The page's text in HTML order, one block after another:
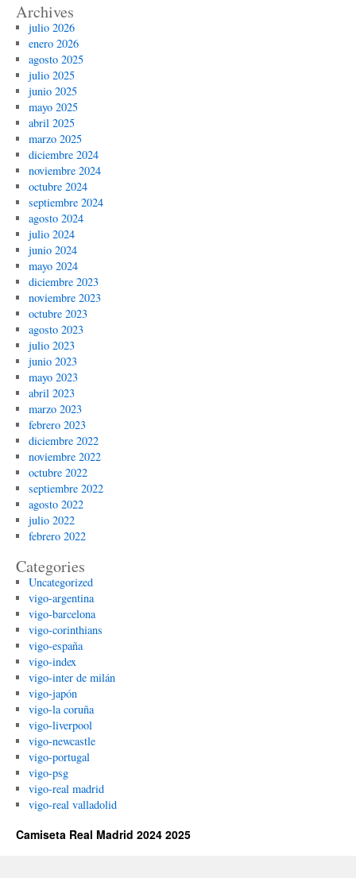
Archives
julio 2026
enero 2026
agosto 2025
julio 2025
junio 2025
mayo 2025
abril 2025
marzo 2025
diciembre 2024
noviembre 2024
octubre 2024
septiembre 2024
agosto 2024
julio 2024
junio 2024
mayo 2024
diciembre 2023
noviembre 2023
octubre 2023
agosto 2023
julio 2023
junio 2023
mayo 2023
abril 2023
marzo 2023
febrero 2023
diciembre 2022
noviembre 2022
octubre 2022
septiembre 2022
agosto 2022
julio 2022
febrero 2022
Categories
Uncategorized
vigo-argentina
vigo-barcelona
vigo-corinthians
vigo-españa
vigo-index
vigo-inter de milán
vigo-japón
vigo-la coruña
vigo-liverpool
vigo-newcastle
vigo-portugal
vigo-psg
vigo-real madrid
vigo-real valladolid
Camiseta Real Madrid 2024 2025